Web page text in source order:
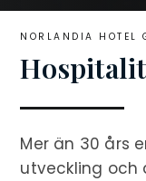
NORLANDIA HOTEL
Mer än 30 års
utveckling och